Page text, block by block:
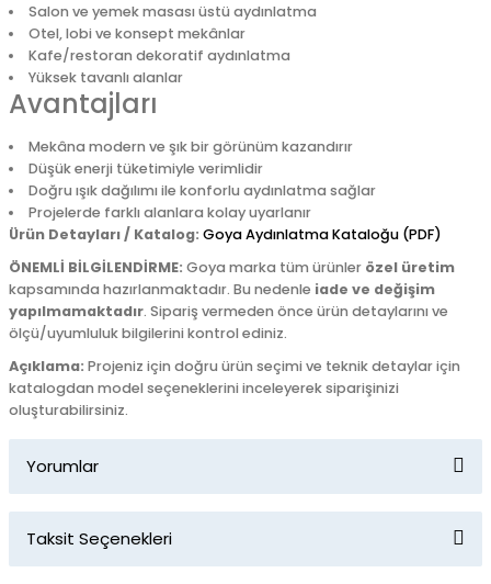
Salon ve yemek masası üstü aydınlatma
Otel, lobi ve konsept mekânlar
Kafe/restoran dekoratif aydınlatma
Yüksek tavanlı alanlar
Avantajları
Mekâna modern ve şık bir görünüm kazandırır
Düşük enerji tüketimiyle verimlidir
Doğru ışık dağılımı ile konforlu aydınlatma sağlar
Projelerde farklı alanlara kolay uyarlanır
Ürün Detayları / Katalog: Goya Aydınlatma Kataloğu (PDF)
ÖNEMLİ BİLGİLENDİRME: Goya marka tüm ürünler özel üretim
kapsamında hazırlanmaktadır. Bu nedenle iade ve değişim
yapılmamaktadır. Sipariş vermeden önce ürün detaylarını ve
ölçü/uyumluluk bilgilerini kontrol ediniz.
Açıklama: Projeniz için doğru ürün seçimi ve teknik detaylar için
katalogdan model seçeneklerini inceleyerek siparişinizi
oluşturabilirsiniz.
Yorumlar
Taksit Seçenekleri